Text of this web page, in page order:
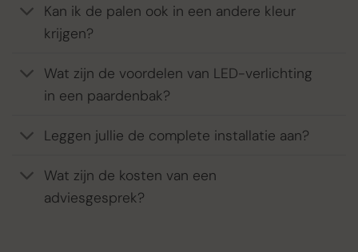
Kan ik de palen ook in een andere kleur
krijgen?
Wat zijn de voordelen van LED-verlichting
in een paardenbak?
Leggen jullie de complete installatie aan?
Wat zijn de kosten van een
adviesgesprek?